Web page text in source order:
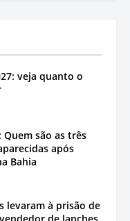
veja quanto o
são as três
após
Bahia
levaram à prisão de
de lanches